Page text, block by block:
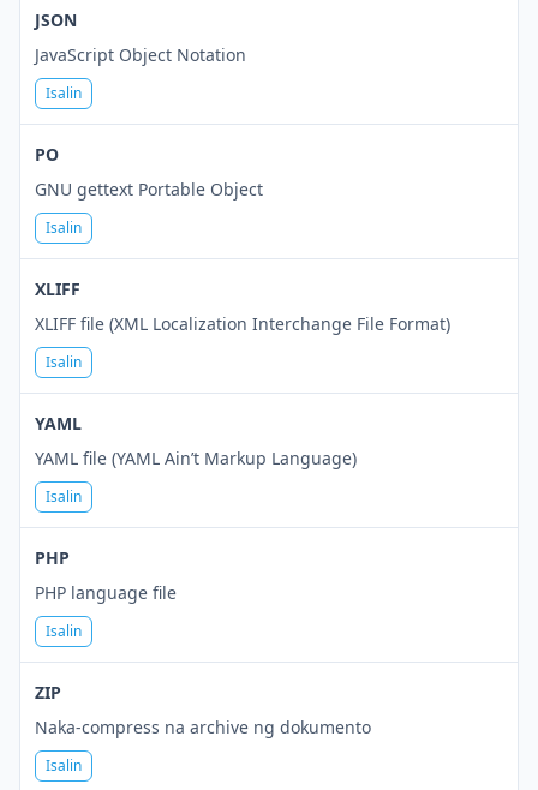
JSON
JavaScript Object Notation
Isalin
PO
GNU gettext Portable Object
Isalin
XLIFF
XLIFF file (XML Localization Interchange File Format)
Isalin
YAML
YAML file (YAML Ain’t Markup Language)
Isalin
PHP
PHP language file
Isalin
ZIP
Naka-compress na archive ng dokumento
Isalin